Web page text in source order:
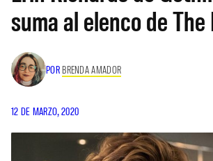
suma al elenco de
POR BRENDA AMADOR
12 DE MARZO, 2020